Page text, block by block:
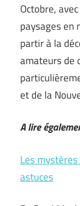
Octobre,
paysages en
partir à la
amateurs de
et de la
A lire
Les
astuces